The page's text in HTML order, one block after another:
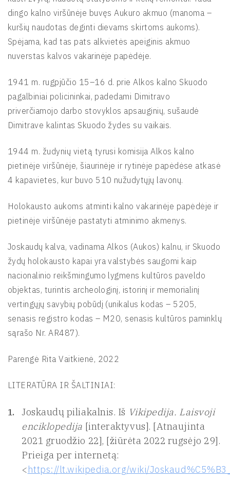
dingo kalno viršūnėje buvęs Aukuro akmuo (manoma –
kuršių naudotas deginti dievams skirtoms aukoms).
Spėjama, kad tas pats alkvietės apeiginis akmuo
nuverstas kalvos vakarinėje papėdėje.
1941 m. rugpjūčio 15–16 d. prie Alkos kalno Skuodo
pagalbiniai policininkai, padedami Dimitravo
priverčiamojo darbo stovyklos apsauginių, sušaudė
Dimitrave kalintas Skuodo žydes su vaikais.
1944 m. žudynių vietą tyrusi komisija Alkos kalno
pietinėje viršūnėje, šiaurinėje ir rytinėje papėdėse atkasė
4 kapavietes, kur buvo 510 nužudytųjų lavonų.
Holokausto aukoms atminti kalno vakarinėje papėdėje ir
pietinėje viršūnėje pastatyti atminimo akmenys.
Joskaudų kalva, vadinama Alkos (Aukos) kalnu, ir Skuodo
žydų holokausto kapai yra valstybės saugomi kaip
nacionalinio reikšmingumo lygmens kultūros paveldo
objektas, turintis archeologinį, istorinį ir memorialinį
vertingųjų savybių pobūdį (unikalus kodas – 5205,
senasis registro kodas – M20, senasis kultūros paminklų
sąrašo Nr. AR487).
Parengė Rita Vaitkienė, 2022
LITERATŪRA IR ŠALTINIAI:
Joskaudų piliakalnis. Iš Vikipedija. Laisvoji
enciklopedija [interaktyvus]. [Atnaujinta
2021 gruodžio 22], [žiūrėta 2022 rugsėjo 29].
Prieiga per internetą:
<https://lt.wikipedia.org/wiki/